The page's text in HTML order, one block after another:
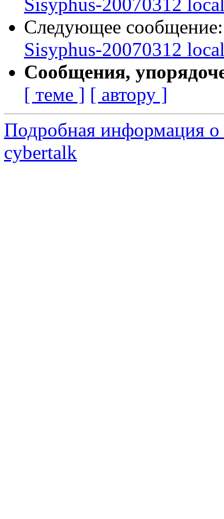
Sisyphus-20070312
Следующее
Sisyphus-20070312
Сообщения,
[ теме ] [ автору ]
Подробная информация о
cybertalk